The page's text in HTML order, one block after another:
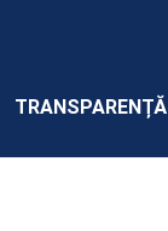
TRANSPARENȚĂ